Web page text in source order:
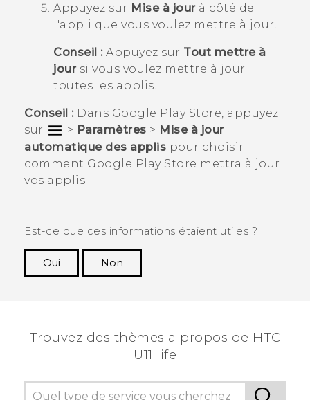
Appuyez sur Mise à jourà côté de
l'appli que vous voulez mettre à jour.
Conseil :Appuyez sur Tout mettre à
joursi vous voulez mettre à jour
toutes les applis.
Conseil :Dans Google Play Store , appuyez
sur
> Paramètres > Mise à jour
automatique des applis pour choisir
comment Google Play Store mettra à jour
vos applis.
Est-ce que ces informations étaient utiles ?
Oui
Non
Trouvez des thèmes a propos de HTC
U11 life